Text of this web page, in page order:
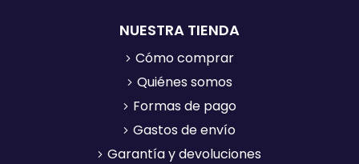
NUESTRA TIENDA
Cómo comprar
Quiénes somos
Formas de pago
Gastos de envío
Garantía y devoluciones